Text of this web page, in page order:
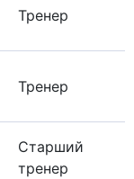
Тренер
Тренер
Старший
тренер